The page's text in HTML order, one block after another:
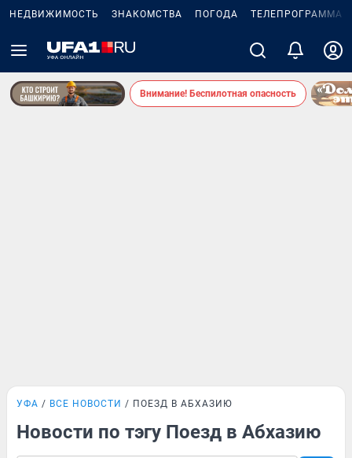
НЕДВИЖИМОСТЬ ЗНАКОМСТВА ПОГОДА ТЕЛЕПРОГРАММА
Внимание! Беспилотная опасность
УФА ВСЕ НОВОСТИ ПОЕЗД В АБХАЗИЮ
Новости по тэгу Поезд в Абхазию